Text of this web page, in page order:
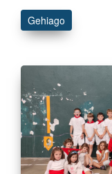
Gehiago